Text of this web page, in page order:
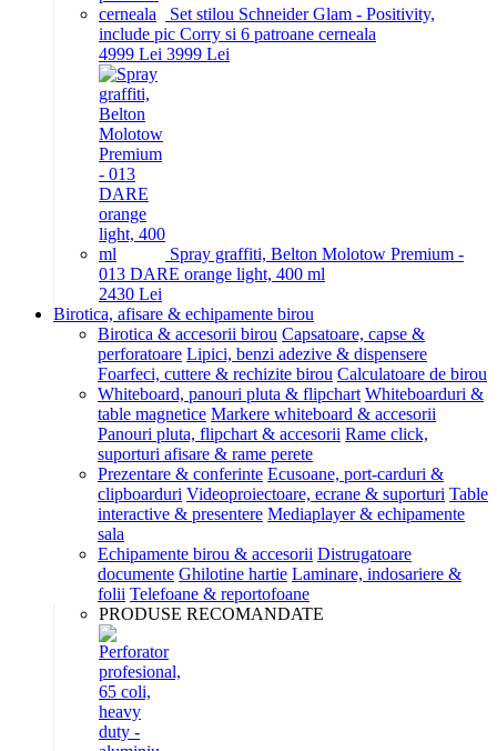
Set stilou Schneider Glam - Positivity,
include pic Corry si 6 patroane cerneala
4999 Lei 3999 Lei
Spray graffiti, Belton Molotow Premium -
013 DARE orange light, 400 ml
2430 Lei
Birotica, afisare & echipamente birou
Birotica & accesorii birou Capsatoare, capse &
perforatoare Lipici, benzi adezive & dispensere
Foarfeci, cuttere & rechizite birou Calculatoare de birou
Whiteboard, panouri pluta & flipchart Whiteboarduri &
table magnetice Markere whiteboard & accesorii
Panouri pluta, flipchart & accesorii Rame click,
suporturi afisare & rame perete
Prezentare & conferinte Ecusoane, port-carduri &
clipboarduri Videoproiectoare, ecrane & suporturi Table
interactive & presentere Mediaplayer & echipamente
sala
Echipamente birou & accesorii Distrugatoare
documente Ghilotine hartie Laminare, indosariere &
folii Telefoane & reportofoane
PRODUSE RECOMANDATE